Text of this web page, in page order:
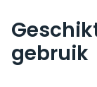
gebruik